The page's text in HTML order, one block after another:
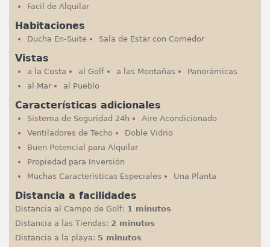
Facil de Alquilar
Habitaciones
Ducha En-Suite Sala de Estar con Comedor
Vistas
a la Costa al Golf a las Montañas
Panorámicas
al Mar
al Pueblo
Características adicionales
Sistema de Seguridad 24h
Aire Acondicionado
Ventiladores de Techo
Doble Vidrio
Buen Potencial para Alquilar
Propiedad para Inversión
Muchas Características Especiales
Una Planta
Distancia a facilidades
Distancia al Campo de Golf: 1 minutos
Distancia a las Tiendas: 2 minutos
Distancia a la playa: 5 minutos